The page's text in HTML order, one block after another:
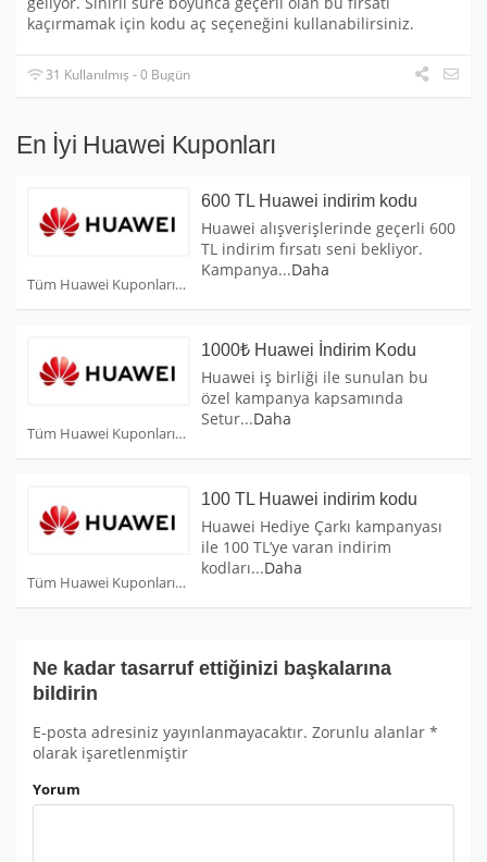
kaçırmamak için kodu aç seçeneğini kullanabilirsiniz.
31 Kullanılmış - 0 Bugün
En İyi Huawei Kuponları
Tüm Huawei Kuponları
600 TL Huawei indirim kodu
Huawei alışverişlerinde geçerli 600
TL indirim fırsatı seni bekliyor.
Kampanya...Daha
Tüm Huawei Kuponları
1000₺ Huawei İndirim Kodu
Huawei iş birliği ile sunulan bu
özel kampanya kapsamında
Setur...Daha
Tüm Huawei Kuponları
100 TL Huawei indirim kodu
Huawei Hediye Çarkı kampanyası
ile 100 TL’ye varan indirim
kodları...Daha
Ne kadar tasarruf ettiğinizi başkalarına
bildirin
E-posta adresiniz yayınlanmayacaktır. Zorunlu alanlar *
olarak işaretlenmiştir
Yorum